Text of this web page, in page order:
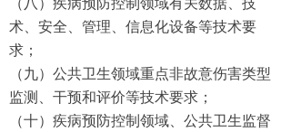
术、安全、管理、信息化设备等技术要
求；
（九）公共卫生领域重点非故意伤害类型
监测、干预和评价等技术要求；
（十）疾病预防控制领域、公共卫生监督